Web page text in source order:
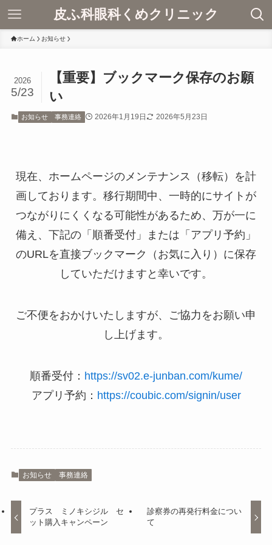
皮ふ科眼科くめクリニック
ホーム お知らせ
【重要】ブックマーク保存のお願
い
2026
5/23
お知らせ 事務連絡 2026年1月19日 2026年5月23日
現在、ホームページのメンテナンス（移転）を計
画しております。移行期間中、一時的にサイトが
つながりにくくなる可能性があるため、万が一に
備え、下記の「順番受付」または「アプリ予約」
のURLを直接ブックマーク（お気に入り）に保存
していただけますと幸いです。
ご不便をおかけいたしますが、ご協力をお願い申
し上げます。
順番受付： https://sv02.e-junban.com/kume/
アプリ予約： https://coubic.com/signin/user
お知らせ 事務連絡
プラス ミノキシジル セ
ット購入キャンペーン
診察券の再発行料金につい
て